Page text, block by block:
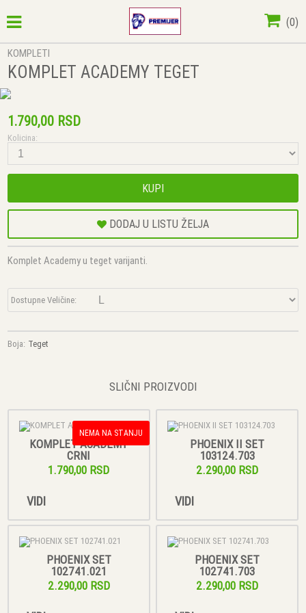
(0)
KOMPLETI
KOMPLET ACADEMY TEGET
1.790,00 RSD
Kolicina:
KUPI
DODAJ U LISTU ŽELJA
Komplet Academy u teget varijanti.
Dostupne Veličine:
Boja: Teget
SLIČNI PROIZVODI
NEMA NA STANJU
KOMPLET ACADEMY
CRNI
1.790,00 RSD
VIDI
PHOENIX II SET
103124.703
2.290,00 RSD
VIDI
PHOENIX SET
102741.021
2.290,00 RSD
PHOENIX SET
102741.703
2.290,00 RSD